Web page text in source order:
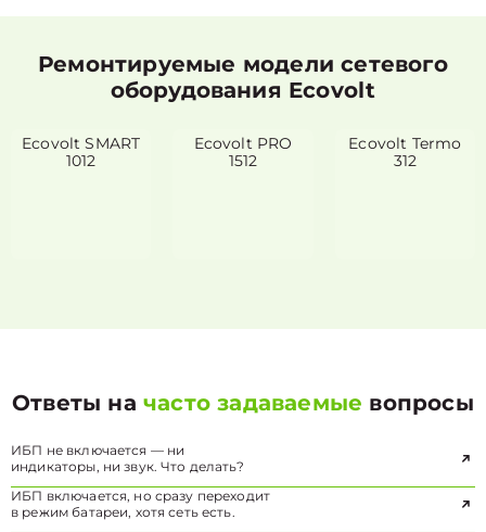
Ремонтируемые модели сетевого
оборудования Ecovolt
Ecovolt SMART
1012
Ecovolt PRO
1512
Ecovolt Termo
312
Ответы начасто задаваемые вопросы
ИБП не включается — ни
индикаторы, ни звук. Что делать?
ИБП включается, но сразу переходит
в режим батареи, хотя сеть есть.